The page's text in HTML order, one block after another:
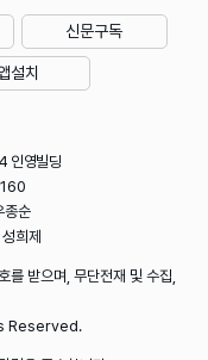
신문구독
설치
인영빌딩
종순
희제
를 받으며, 무단전재 및 수집,
Reserved.